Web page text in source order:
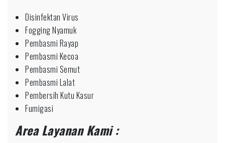
Disinfektan Virus
Fogging Nyamuk
Pembasmi Rayap
Pembasmi Kecoa
Pembasmi Semut
Pembasmi Lalat
Pembersih Kutu Kasur
Fumigasi
Area Layanan Kami :